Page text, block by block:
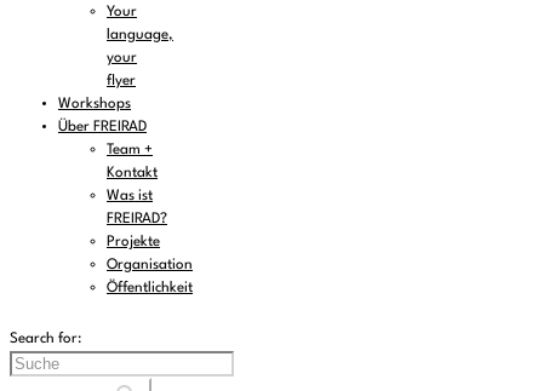
Your
language,
your
flyer
Workshops
Über FREIRAD
Team +
Kontakt
Was ist
FREIRAD?
Projekte
Organisation
Öffentlichkeit
Search for: